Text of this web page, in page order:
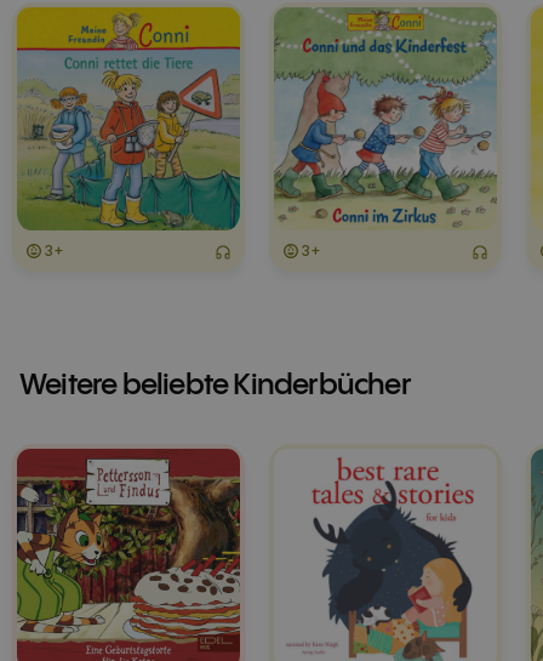
3+ 3+
Weitere beliebte Kinderbücher